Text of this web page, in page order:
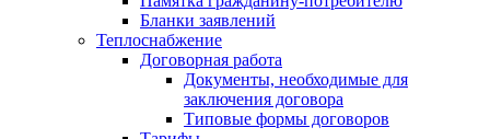
Бланки заявлений
Теплоснабжение
Договорная работа
Документы, необходимые для
заключения договора
Типовые формы договоров